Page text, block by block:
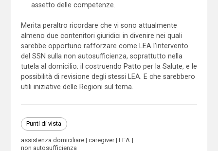
assetto delle competenze.
Merita peraltro ricordare che vi sono attualmente
almeno due contenitori giuridici in divenire nei quali
sarebbe opportuno rafforzare come LEA l’intervento
del SSN sulla non autosufficienza, soprattutto nella
tutela al domicilio: il costruendo Patto per la Salute, e le
possibilità di revisione degli stessi LEA. E che sarebbero
utili iniziative delle Regioni sul tema.
Punti di vista
assistenza domiciliare caregiver
LEA
non autosufficienza